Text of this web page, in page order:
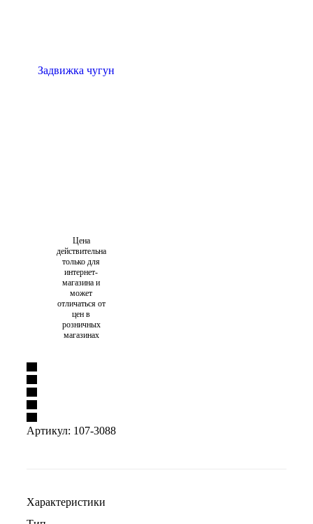
Цена
действительна
только для
интернет-
магазина и
может
отличаться от
цен в
розничных
магазинах
Артикул: 107-3088
Характеристики